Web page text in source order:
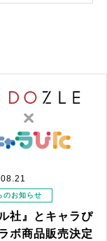
のお知らせ
社』とキャラぴ
ボ商品販売決定